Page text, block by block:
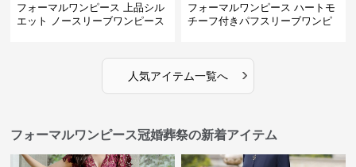
フォーマルワンピース 上品シル
エット ノースリーブワンピース
フォーマルワンピース ハートモ
チーフ付きパフスリーブワンピ
人気アイテム一覧へ ›
フォーマルワンピース冠婚葬祭の新着アイテム